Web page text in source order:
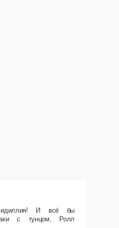
«Филадельфия с